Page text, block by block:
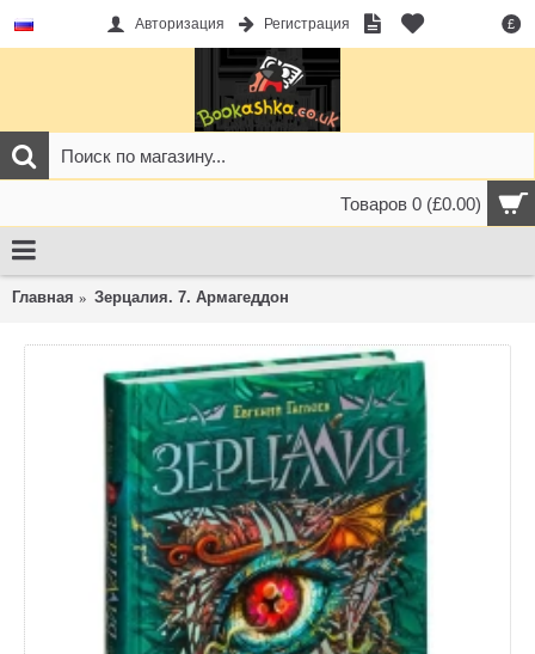
£
Авторизация Регистрация
Товаров 0 (£0.00)
Главная Зерцалия. 7. Армагеддон